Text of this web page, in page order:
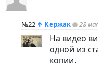
№22 ↑ Кержак 28
На видео
одной из
копии.